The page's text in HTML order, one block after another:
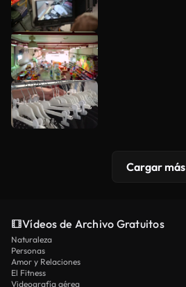
Cargar más
Vídeos de Archivo Gratuitos
Naturaleza
Personas
Amor y Relaciones
El Fitness
Videografía aérea